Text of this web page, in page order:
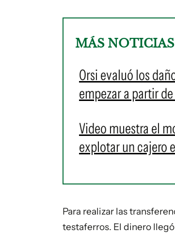
MÁS NOTICIAS
Orsi evaluó los
empezar a partir
Video muestra el
explotar un cajero
Para realizar las
testaferros. El dinero